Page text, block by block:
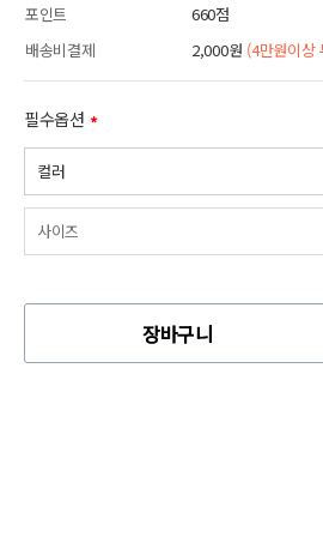
포인트
660점
배송비결제
2,000원 (4만원이상
필수옵션
장바구니